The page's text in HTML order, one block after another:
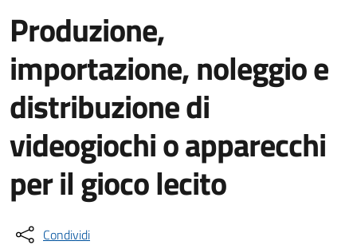
Produzione,
importazione, noleggio e
distribuzione di
videogiochi o apparecchi
per il gioco lecito
Condividi